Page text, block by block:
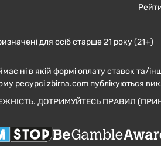
для осіб старше 21 року (21+)
ні в якій формі оплату ставок та/
ресурсі zbirna.com публікуються
ДОТРИМУЙТЕСЬ ПРАВИЛ